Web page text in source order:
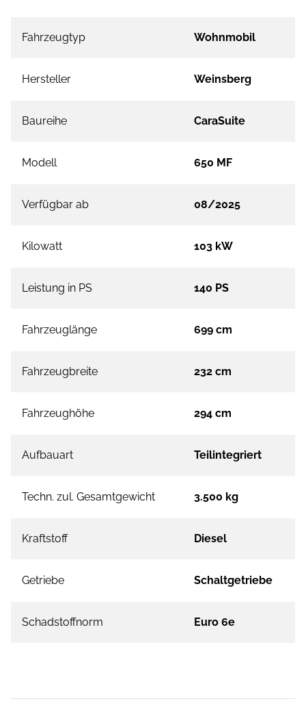
Fahrzeugtyp Wohnmobil
Hersteller Weinsberg
Baureihe CaraSuite
Modell 650 MF
Verfügbar ab 08/2025
Kilowatt 103 kW
Leistung in PS 140 PS
Fahrzeuglänge 699 cm
Fahrzeugbreite 232 cm
Fahrzeughöhe 294 cm
Aufbauart Teilintegriert
Techn. zul. Gesamtgewicht 3.500 kg
Kraftstoff Diesel
Getriebe Schaltgetriebe
Schadstoffnorm Euro 6e